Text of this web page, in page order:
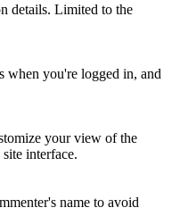
details. Limited to the
when you're logged in, and
your view of the
interface.
name to avoid